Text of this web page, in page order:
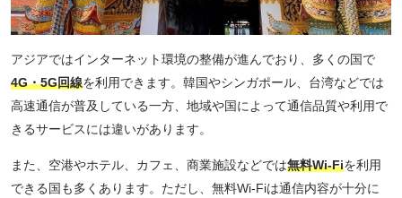
アジアではインターネット環境の整備が進んでおり、多くの国で
4G・5G回線を利用できます。韓国やシンガポール、台湾などでは
高速通信が普及している一方、地域や国によって通信品質や利用で
きるサービスには違いがあります。
また、空港やホテル、カフェ、商業施設などでは無料Wi-Fiを利用
できる国も多くあります。ただし、無料Wi-Fiは通信内容が十分に